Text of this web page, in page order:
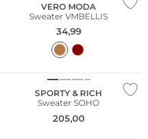
VERO MODA
Sweater VMBELLIS
34,99
SPORTY & RICH
Sweater SOHO
205,00